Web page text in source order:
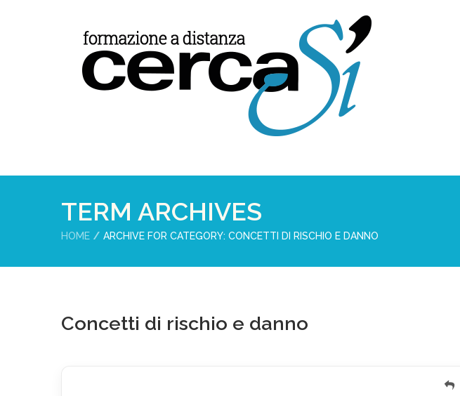
TERM ARCHIVES
HOME ARCHIVE FOR CATEGORY: CONCETTI DI RISCHIO E DANNO
Concetti di rischio e danno